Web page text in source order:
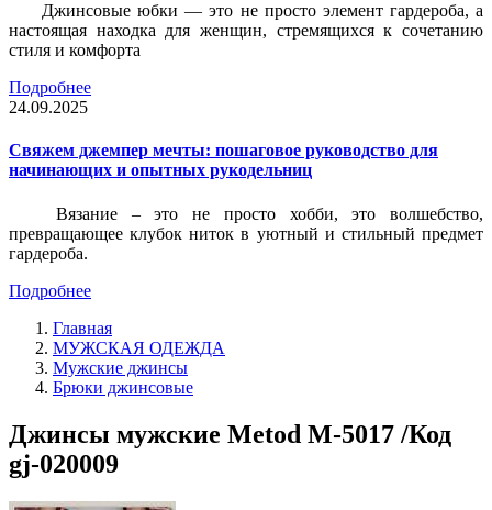
Джинсовые юбки — это не просто элемент гардероба, а
настоящая находка для женщин, стремящихся к сочетанию
стиля и комфорта
Подробнее
24.09.2025
Свяжем джемпер мечты: пошаговое руководство для
начинающих и опытных рукодельниц
Вязание – это не просто хобби, это волшебство,
превращающее клубок ниток в уютный и стильный предмет
гардероба.
Подробнее
Главная
МУЖСКАЯ ОДЕЖДА
Мужские джинсы
Брюки джинсовые
Джинсы мужские Metod M-5017 /Код
gj-020009